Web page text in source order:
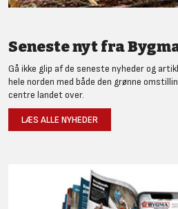
Seneste nyt fra
Gå ikke glip af de seneste nyheder og
hele norden med både den grønne
centre landet over.
LÆS ALLE NYHEDER